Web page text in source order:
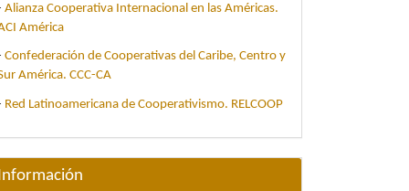
Alianza Cooperativa Internacional en las Américas.
América
Confederación de Cooperativas del Caribe, Centro y
América. CCC-CA
Red Latinoamericana de Cooperativismo. RELCOOP